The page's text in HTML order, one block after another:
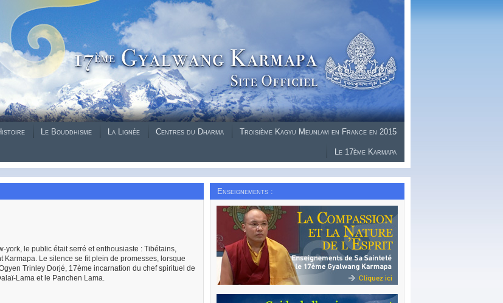
Troisième Kagyu Meunlam en France en 2015
Centres du Dharma
La Lignée
Le Bouddhisme
Le 17ème Karmapa
le public était serré et enthousiaste : Tibétains,
Le silence se fit plein de promesses, lorsque
Trinley Dorjé, 17ème incarnation du chef spirituel de
Lama et le Panchen Lama.
Enseignements :